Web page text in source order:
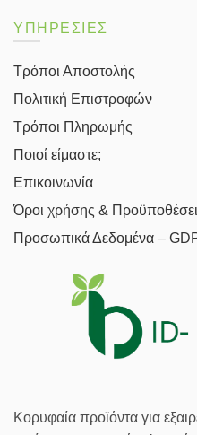
ΥΠΗΡΕΣΙΕΣ
Τρόποι Αποστολής
Πολιτική Επιστροφών
Τρόποι Πληρωμής
Ποιοί είμαστε;
Επικοινωνία
Όροι χρήσης &
Προσωπικά Δεδομένα –
Κορυφαία προϊόντα για